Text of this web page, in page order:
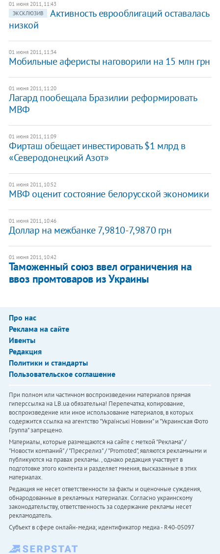
01 июня 2011, 11:43
ЭКСКЛЮЗИВ
​Активность еврооблигаций оставалась
низкой
01 июня 2011, 11:34
​Мобильные аферисты наговорили на 15 млн грн
01 июня 2011, 11:20
​Лагард пообещала Бразилии реформировать
МВФ
01 июня 2011, 11:09
​Фирташ обещает инвестировать $1 млрд в
«Северодонецкий Азот»
01 июня 2011, 10:52
​МВФ оценит состояние белорусской экономики
01 июня 2011, 10:46
Доллар на межбанке 7,9810-7,9870 грн
01 июня 2011, 10:42
​Таможенный союз ввел ограничения на
ввоз промтоваров из Украины
Про нас
Реклама на сайте
Ивенты
Редакция
Политики и стандарты
Пользовательское соглашение
При полном или частичном воспроизведении материалов прямая
гиперссылка на LB.ua обязательна! Перепечатка, копирование,
воспроизведение или иное использование материалов, в которых
содержится ссылка на агентство "Українськi Новини" и "Украинская Фото
Группа" запрещено.
Материалы, которые размещаются на сайте с меткой "Реклама" /
"Новости компаний" / "Пресрелиз" / "Promoted", являются рекламными и
публикуются на правах рекламы. , однако редакция участвует в
подготовке этого контента и разделяет мнения, высказанные в этих
материалах.
Редакция не несет ответственности за факты и оценочные суждения,
обнародованные в рекламных материалах. Согласно украинскому
законодательству, ответственность за содержание рекламы несет
рекламодатель.
Субъект в сфере онлайн-медиа; идентификатор медиа - R40-05097